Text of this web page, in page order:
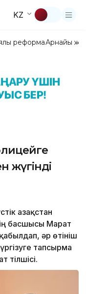
KZ
реформаАрнайы
жүгінді
Қазақстан
басшысы Марат
әр өтініш
тапсырма
тілшісі.